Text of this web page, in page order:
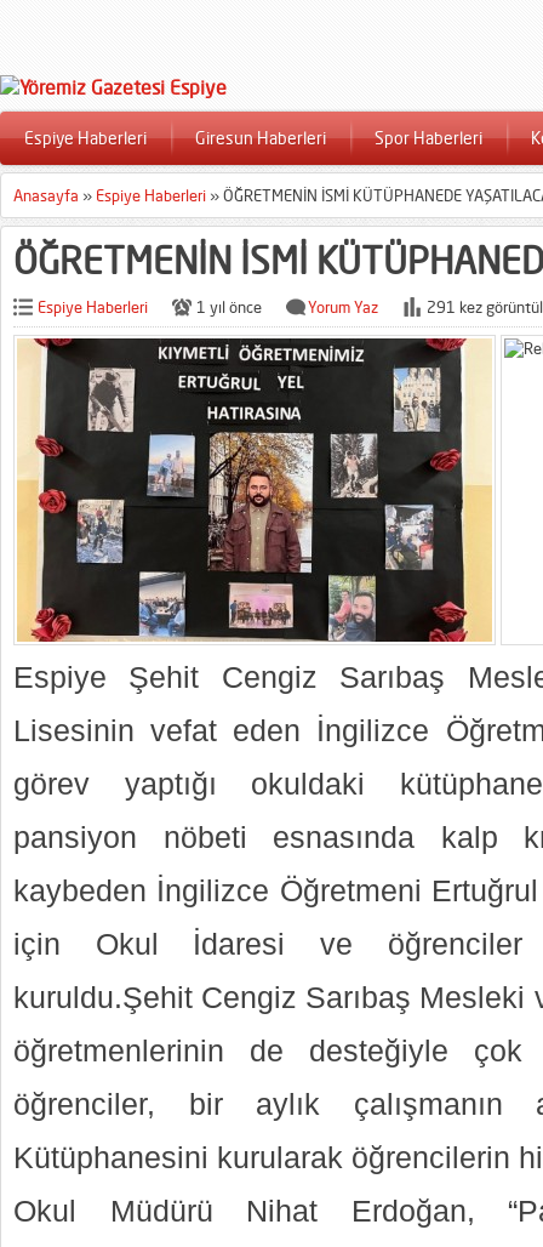
Espiye Haberleri Giresun Haberleri Spor Haberleri
Anasayfa » Espiye Haberleri »ÖĞRETMENİN İSMİ KÜTÜPHANEDE
ÖĞRETMENİN İSMİ
Espiye Haberleri 1 yıl önce Yorum Yaz 291 kez
Espiye Şehit Cengiz Sarıbaş
Lisesinin vefat eden İngilizce
görev yaptığı okuldaki
pansiyon nöbeti esnasında kalp
kaybeden İngilizce Öğretmeni
için Okul İdaresi ve öğrenciler
kuruldu.Şehit Cengiz Sarıbaş Mesleki
öğretmenlerinin de desteğiyle çok
öğrenciler, bir aylık çalışmanın
Kütüphanesini kurularak öğrencilerin
Okul Müdürü Nihat Erdoğan,